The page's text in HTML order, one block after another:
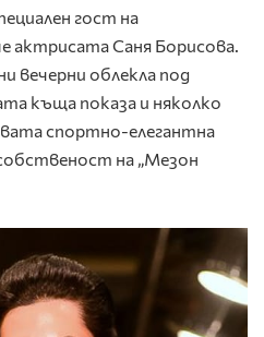
гост на
Саня Борисова.
вечерни облекла под
къща показа и няколко
спортно-елегантна
на „Мезон